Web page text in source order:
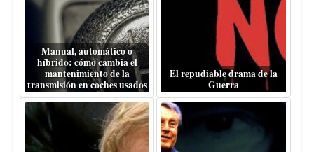
Manual, automático o
híbrido: cómo cambia el
mantenimiento de la
transmisión en coches usados
El repudiable drama de la
Guerra